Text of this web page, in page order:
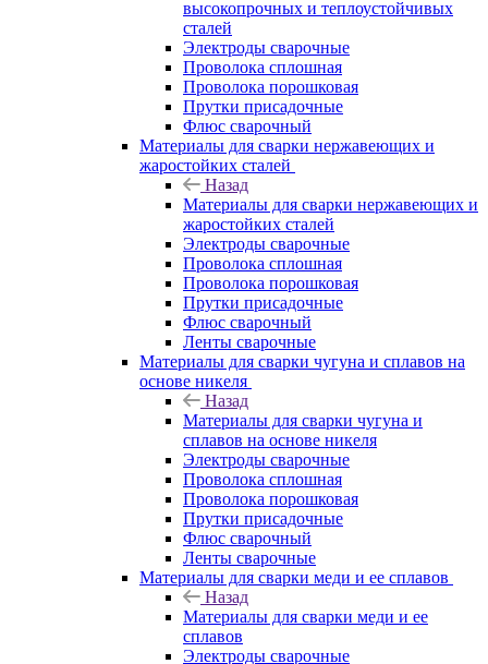
высокопрочных и теплоустойчивых
сталей
Электроды сварочные
Проволока сплошная
Проволока порошковая
Прутки присадочные
Флюс сварочный
Материалы для сварки нержавеющих и
жаростойких сталей
Назад
Материалы для сварки нержавеющих и
жаростойких сталей
Электроды сварочные
Проволока сплошная
Проволока порошковая
Прутки присадочные
Флюс сварочный
Ленты сварочные
Материалы для сварки чугуна и сплавов на
основе никеля
Назад
Материалы для сварки чугуна и
сплавов на основе никеля
Электроды сварочные
Проволока сплошная
Проволока порошковая
Прутки присадочные
Флюс сварочный
Ленты сварочные
Материалы для сварки меди и ее сплавов
Назад
Материалы для сварки меди и ее
сплавов
Электроды сварочные